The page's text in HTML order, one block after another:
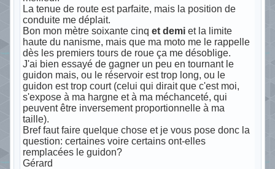
La tenue de route est parfaite, mais la position de
conduite me déplait.
Bon mon mètre soixante cinq et demiet la limite
haute du nanisme, mais que ma moto me le rappelle
dès les premiers tours de roue ça me désoblige.
J'ai bien essayé de gagner un peu en tournant le
guidon mais, ou le réservoir est trop long, ou le
guidon est trop court (celui qui dirait que c'est moi,
s'expose à ma hargne et à ma méchanceté, qui
peuvent être inversement proportionnelle à ma
taille).
Bref faut faire quelque chose et je vous pose donc la
question: certaines voire certains ont-elles
remplacées le guidon?
Gérard